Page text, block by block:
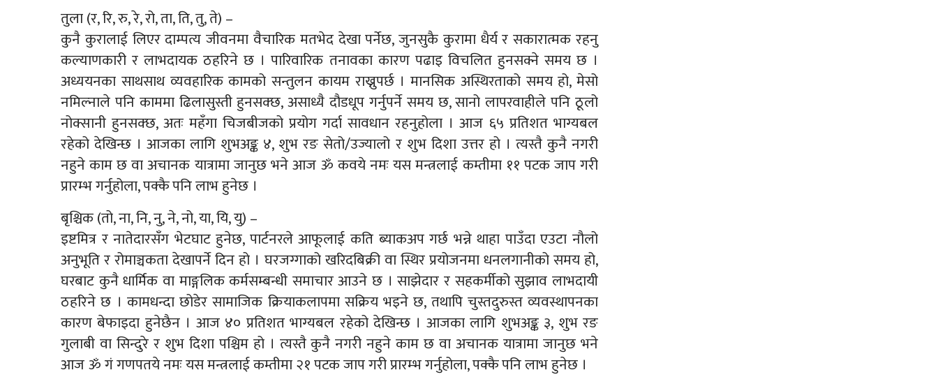
तुला (र, रि, रु, रे, रो, ता, ति, तु, ते) –
कुनै कुरालाई लिएर दाम्पत्य जीवनमा वैचारिक मतभेद देखा पर्नेछ, जुनसुकै कुरामा धैर्य र सकारात्मक रहनु
कल्याणकारी र लाभदायक ठहरिने छ । पारिवारिक तनावका कारण पढाइ विचलित हुनसक्ने समय छ ।
अध्ययनका साथसाथ व्यवहारिक कामको सन्तुलन कायम राख्नुपर्छ । मानसिक अस्थिरताको समय हो, मेसो
नमिल्नाले पनि काममा ढिलासुस्ती हुनसक्छ, असाध्यै दौडधूप गर्नुपर्ने समय छ, सानो लापरवाहीले पनि ठूलो
नोक्सानी हुनसक्छ, अतः महँगा चिजबीजको प्रयोग गर्दा सावधान रहनुहोला । आज ६५ प्रतिशत भाग्यबल
रहेको देखिन्छ । आजका लागि शुभअङ्क ४, शुभ रङ सेतो/उज्यालो र शुभ दिशा उत्तर हो । त्यस्तै कुनै नगरी
नहुने काम छ वा अचानक यात्रामा जानुछ भने आज ॐ कवये नमः यस मन्त्रलाई कम्तीमा ११ पटक जाप गरी
प्रारम्भ गर्नुहोला, पक्कै पनि लाभ हुनेछ ।
बृश्चिक (तो, ना, नि, नु, ने, नो, या, यि, यु) –
इष्टमित्र र नातेदारसँग भेटघाट हुनेछ, पार्टनरले आफूलाई कति ब्याकअप गर्छ भन्ने थाहा पाउँदा एउटा नौलो
अनुभूति र रोमाञ्चकता देखापर्ने दिन हो । घरजग्गाको खरिदबिक्री वा स्थिर प्रयोजनमा धनलगानीको समय हो,
घरबाट कुनै धार्मिक वा माङ्गलिक कर्मसम्बन्धी समाचार आउने छ । साझेदार र सहकर्मीको सुझाव लाभदायी
ठहरिने छ । कामधन्दा छोडेर सामाजिक क्रियाकलापमा सक्रिय भइने छ, तथापि चुस्तदुरुस्त व्यवस्थापनका
कारण बेफाइदा हुनेछैन । आज ४० प्रतिशत भाग्यबल रहेको देखिन्छ । आजका लागि शुभअङ्क ३, शुभ रङ
गुलाबी वा सिन्दुरे र शुभ दिशा पश्चिम हो । त्यस्तै कुनै नगरी नहुने काम छ वा अचानक यात्रामा जानुछ भने
आज ॐ गं गणपतये नमः यस मन्त्रलाई कम्तीमा २१ पटक जाप गरी प्रारम्भ गर्नुहोला, पक्कै पनि लाभ हुनेछ ।